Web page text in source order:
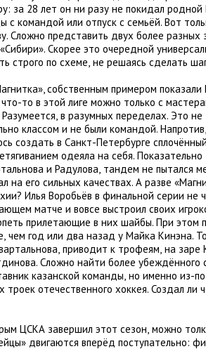
за 28 лет он ни разу не покидал родной
с командой или отпуск с семьёй. Вот
Сложно представить двух более разных
Скорее это очередной
строго по схеме, не решаясь сделать
собственным примером показали
то в этой лиге можно только с
, в разумных переделах. Это не
классом и не были командой. Напротив,
создать в Санкт-Петербурге
одеяла на себя. Показательно
и Радулова, тандем не пытался
на его сильных качествах. А разве «
Илья Воробьёв в финальной серии не
матче и вовсе выстроил своих
прилетающие в них шайбы. При этом
, чем год или два назад у Майка Кинэна.
, приводит к трофеям, на заре
Сложно найти более убеждённого
казанской команды, но именно из-
троек отечественного хоккея. Создал ли
ЦСКА завершил этот сезон, можно
двигаются вперёд поступательно: